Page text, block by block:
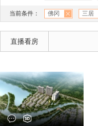
当前条件： 佛冈 三居
直播看房